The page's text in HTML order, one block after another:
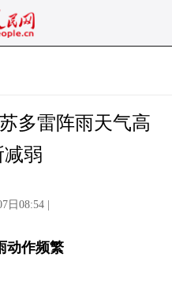
多雷阵雨天气高
减弱
日08:54 |
动作频繁